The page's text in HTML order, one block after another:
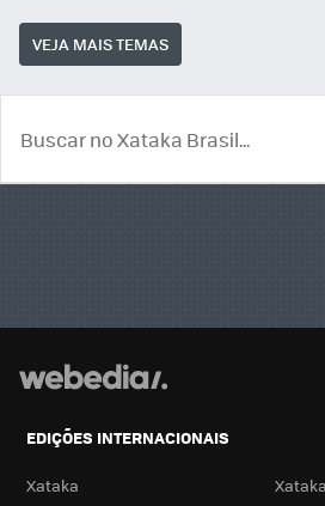
VEJA MAIS TEMAS
EDIÇÕES INTERNACIONAIS
Xataka